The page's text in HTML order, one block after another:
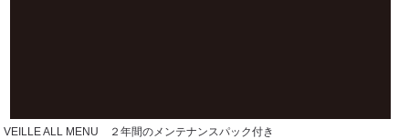
VEILLE ALL MENU ２年間のメンテナンスパック付き